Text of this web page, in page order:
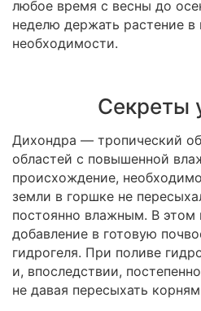
любое время с весны до
неделю держать растение в
необходимости.
Секреты
Дихондра — тропический
областей с повышенной
происхождение,
земли в горшке не
постоянно влажным. В
добавление в готовую
гидрогеля. При поливе
и, впоследствии,
не давая пересыхать